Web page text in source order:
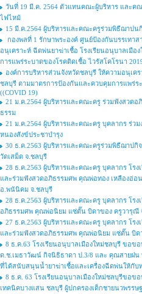
วันที่ 19 มี.ค. 2564 ตัวแทนคณะผู้บริหาร และค
ไฟไหม้
15 มี.ค.2564 ผู้บริหารและคณะครูร่วมพิธีฌาป
กองพลที่ 1 รักษาพระองค์ ศูนย์ป้องกันบรรเทา
อนุเคราะห์ ฉีดพ่นยาฆ่าเชื้อ โรงเรียนอนุบาลเมื
การแพร่ระบาดของโรคติดเชื้อ ไวรัสโคโรนา
องค์การบริหารส่วนจังหวัดชลบุรี ให้ความอนุเค
ชลบุรี ตามมาตรการป้องกันและควบคุมการแพร่ร
((COVID 19)
21 ม.ค.2564 ผู้บริหารและคณะครู ร่วมฟังสวด
ธรรม
21 ม.ค.2564 ผู้บริหารและคณะครู บุคลากร ร่
หนองสังข์ประชาบำรุง
30 ธ.ค.2563 ผู้บริหารและคณะครูร่วมพิธีฌา
วัดเสม็ด จ.ชลบุรี
28 ธ.ค.2563 ผู้บริหารและคณะครู บุคลากร โร
และร่วมฟังสวดอภิธรรมศพ คุณพ่อทอง เหลืองอ่
อ.พนันิคม จ.ชลบุรี
28 ธ.ค.2563 ผู้บริหารและคณะครู บุคลากร โร
อภิธรรมศพ คุณพ่อนิยม แซ่ตั๊น บิดาของ ครูวารุณี
27 ธ.ค.2563 ผู้บริหารและคณะครู บุคลากร โร
และร่วมฟังสวดอภิธรรมศพ คุณพ่อนิยม แซ่ตั๊น บิ
8 ธ.ค.63 โรงเรียนอนุบาลเมืองใหม่ชลบุรี ขอ
ด.ช.เมธาวัฒน์ กิจนิธิธาดา ป.3/8 และ คุณสายฝ
ที่ได้สนับสนุนน้ำยาฆ่าเชื้อและเครื่องฉีดพ่นให้กับท
8 ธ.ค. 63 โรงเรียนอนุบาลเมืองใหม่ชลบุรีขอข
เทคนิคบางแสน ชลบุรี ผู้ปกครองเด็กชายนวพรรษ